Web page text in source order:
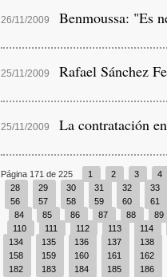
26/11/2009 Benmoussa: "Es
25/11/2009 Rafael Sánchez
25/11/2009 La contratación
Página 171 de 225 1 2 3 4
28
29 30 31 32 33
56
57 58 59 60 61
84
85 86 87 88 89
110
111 112 113 114
134
135 136 137 138
158
159 160 161 162
182
183 184 185 186